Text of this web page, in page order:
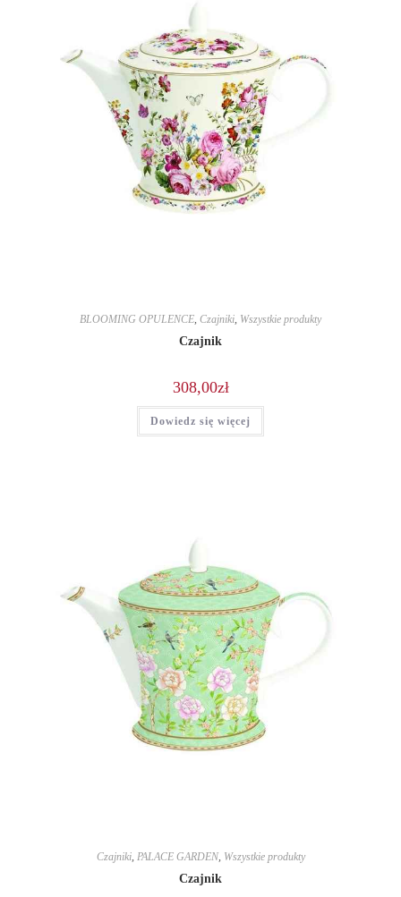
BLOOMING OPULENCE, Czajniki, Wszystkie produkty
Czajnik
308,00zł
Dowiedz się więcej
Czajniki, PALACE GARDEN, Wszystkie produkty
Czajnik